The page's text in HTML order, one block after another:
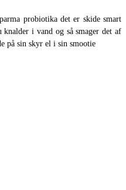
probiotika det er skide smart
i vand og så smager det af
på sin skyr el i sin smootie